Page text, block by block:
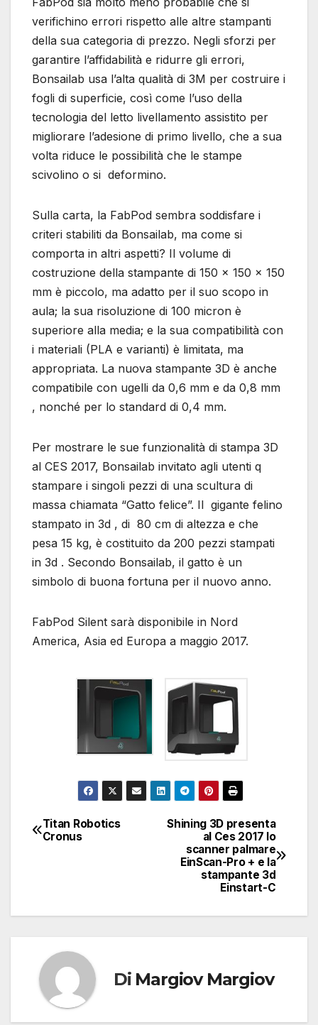
verifichino errori rispetto alle altre stampanti
della sua categoria di prezzo. Negli sforzi per
garantire l’affidabilità e ridurre gli errori,
Bonsailab usa l’alta qualità di 3M per costruire i
fogli di superficie, così come l’uso della
tecnologia del letto livellamento assistito per
migliorare l’adesione di primo livello, che a sua
volta riduce le possibilità che le stampe
scivolino o si deformino.
Sulla carta, la FabPod sembra soddisfare i
criteri stabiliti da Bonsailab, ma come si
comporta in altri aspetti? Il volume di
costruzione della stampante di 150 x 150 x 150
mm è piccolo, ma adatto per il suo scopo in
aula; la sua risoluzione di 100 micron è
superiore alla media; e la sua compatibilità con
i materiali (PLA e varianti) è limitata, ma
appropriata. La nuova stampante 3D è anche
compatibile con ugelli da 0,6 mm e da 0,8 mm
, nonché per lo standard di 0,4 mm.
Per mostrare le sue funzionalità di stampa 3D
al CES 2017, Bonsailab invitato agli utenti q
stampare i singoli pezzi di una scultura di
massa chiamata “Gatto felice”. Il gigante felino
stampato in 3d , di 80 cm di altezza e che
pesa 15 kg, è costituito da 200 pezzi stampati
in 3d . Secondo Bonsailab, il gatto è un
simbolo di buona fortuna per il nuovo anno.
FabPod Silent sarà disponibile in Nord
America, Asia ed Europa a maggio 2017.
Navigazione
Shining 3D presenta
al Ces 2017 lo
scanner palmare
EinScan-Pro + e la
stampante 3d
Einstart-C
Titan Robotics
Cronus
Di Margiov Margiov